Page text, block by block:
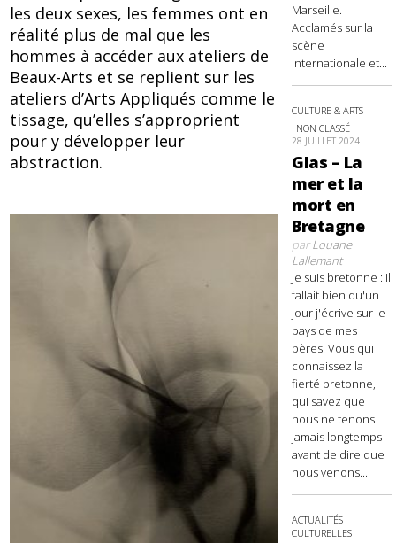
les deux sexes, les femmes ont en
réalité plus de mal que les
hommes à accéder aux ateliers de
Beaux-Arts et se replient sur les
ateliers d’Arts Appliqués comme le
tissage, qu’elles s’approprient
pour y développer leur
abstraction.
Marseille.
Acclamés sur la
scène
internationale et...
CULTURE & ARTS
NON CLASSÉ
28 JUILLET 2024
Glas – La
mer et la
mort en
Bretagne
parLouane
Lallemant
Je suis bretonne : il
fallait bien qu'un
jour j'écrive sur le
pays de mes
pères. Vous qui
connaissez la
fierté bretonne,
qui savez que
nous ne tenons
jamais longtemps
avant de dire que
nous venons...
ACTUALITÉS
CULTURELLES